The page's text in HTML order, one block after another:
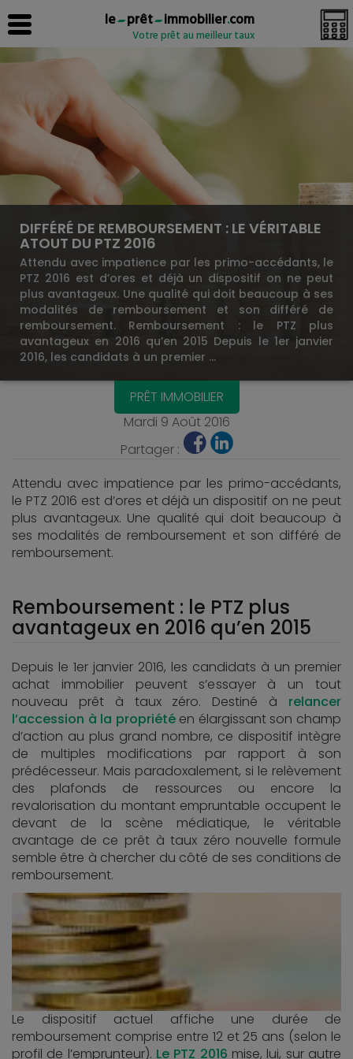
le prêt immobilier.com
Votre prêt au meilleur taux
DIFFÉRÉ DE REMBOURSEMENT : LE VÉRITABLE
ATOUT DU PTZ 2016
Attendu avec impatience par les primo-accédants, le
PTZ 2016 est d’ores et déjà un dispositif on ne peut
plus avantageux. Une qualité qui doit beaucoup à ses
modalités de remboursement et son différé de
remboursement. Remboursement : le PTZ plus
avantageux en 2016 qu’en 2015 Depuis le 1er janvier
2016, les candidats à un premier …
PRÊT IMMOBILIER
Mardi 9 Août 2016
Partager :
Attendu avec impatience par les primo-accédants,
le PTZ 2016 est d’ores et déjà un dispositif on ne peut
plus avantageux. Une qualité qui doit beaucoup à
ses modalités de remboursement et son différé de
remboursement.
Remboursement : le PTZ plus
avantageux en 2016 qu’en 2015
Depuis le 1er janvier 2016, les candidats à un premier
achat immobilier peuvent s’essayer à un tout
nouveau prêt à taux zéro. Destiné à relancer
l’accession à la propriétéen élargissant son champ
d’action au plus grand nombre, ce dispositif intègre
de multiples modifications par rapport à son
prédécesseur. Mais paradoxalement, si le relèvement
des plafonds de ressources ou encore la
revalorisation du montant empruntable occupent le
devant de la scène médiatique, le véritable
avantage de ce prêt à taux zéro nouvelle formule
semble être à chercher du côté de ses conditions de
remboursement.
Le dispositif actuel affiche une durée de
remboursement comprise entre 12 et 25 ans (selon le
profil de l’emprunteur). Le PTZ 2016 mise, lui, sur autre